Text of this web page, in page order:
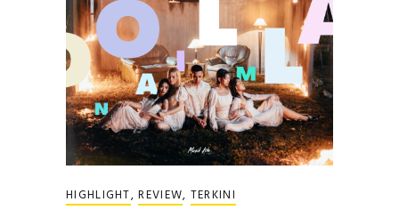
HIGHLIGHT,REVIEW, TERKINI